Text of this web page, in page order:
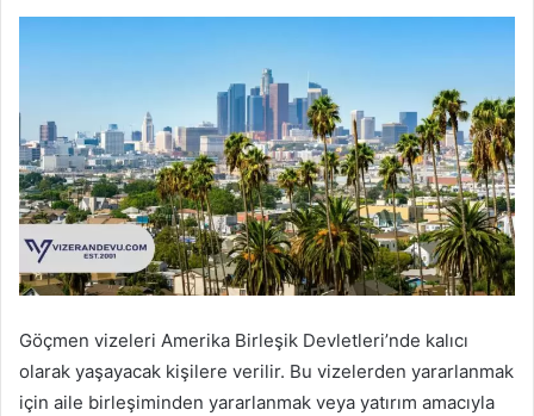
Göçmen vizeleri Amerika Birleşik Devletleri’nde kalıcı
olarak yaşayacak kişilere verilir. Bu vizelerden yararlanmak
için aile birleşiminden yararlanmak veya yatırım amacıyla